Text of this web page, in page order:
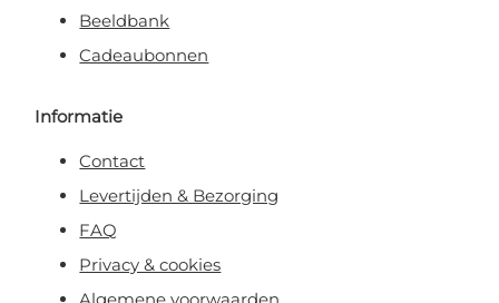
Beeldbank
Cadeaubonnen
Informatie
Contact
Levertijden & Bezorging
FAQ
Privacy & cookies